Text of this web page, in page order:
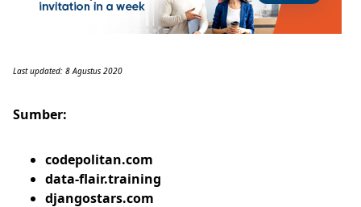
Last updated: 8 Agustus 2020
Sumber:
codepolitan.com
data-flair.training
djangostars.com